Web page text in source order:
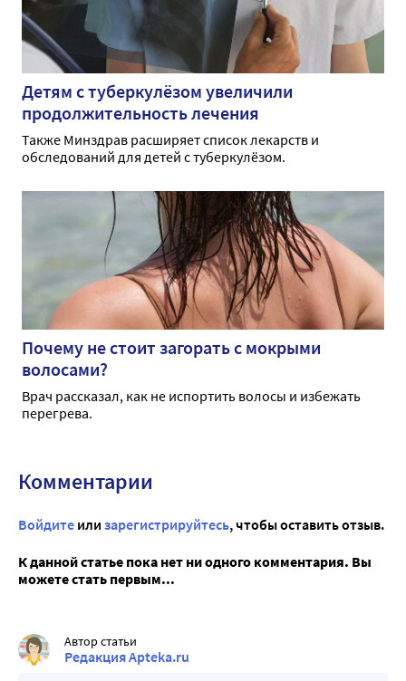
Детям с туберкулёзом увеличили
продолжительность лечения
Также Минздрав расширяет список лекарств и
обследований для детей с туберкулёзом.
Почему не стоит загорать с мокрыми
волосами?
Врач рассказал, как не испортить волосы и избежать
перегрева.
Комментарии
Войдите или зарегистрируйтесь, чтобы оставить отзыв.
К данной статье пока нет ни одного комментария. Вы
можете стать первым...
Автор статьи
Редакция Apteka.ru